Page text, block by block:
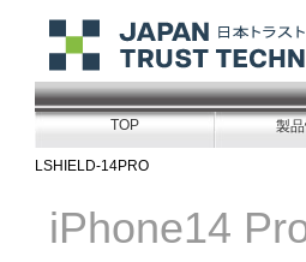
TOP 製
LSHIELD-14PRO
iPhone14